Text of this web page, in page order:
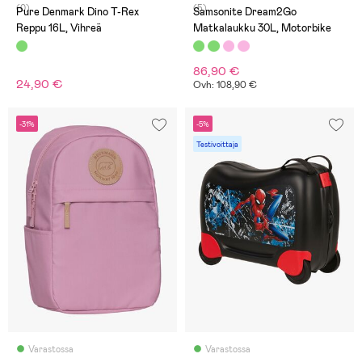
(0)
Pure Denmark Dino T-Rex
Reppu 16L, Vihreä
24,90 €
(5)
Samsonite Dream2Go
Matkalaukku 30L, Motorbike
86,90 €
Ovh: 108,90 €
-31%
Varastossa
-5%
Testivoittaja
Varastossa